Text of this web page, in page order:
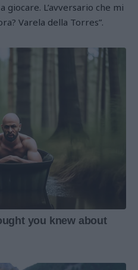
L’avversario che mi
Varela della Torres”.